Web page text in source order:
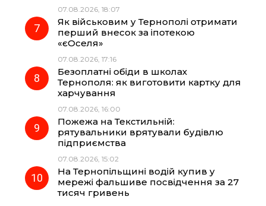
07.08.2026, 18:07
Як військовим у Тернополі отримати
перший внесок за іпотекою
«єОселя»
07.08.2026, 17:16
Безоплатні обіди в школах
Тернополя: як виготовити картку для
харчування
07.08.2026, 16:00
Пожежа на Текстильній:
рятувальники врятували будівлю
підприємства
07.08.2026, 15:02
На Тернопільщині водій купив у
мережі фальшиве посвідчення за 27
тисяч гривень